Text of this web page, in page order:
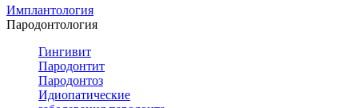
Имплантология
Пародонтология
Гингивит
Пародонтит
Пародонтоз
Идиопатические